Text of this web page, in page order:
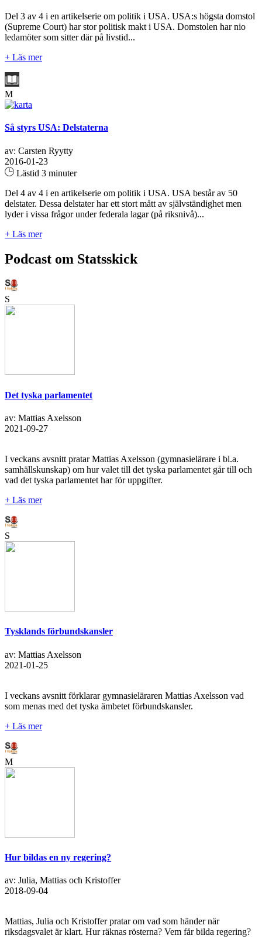
Del 3 av 4 i en artikelserie om politik i USA. USA:s högsta domstol
(Supreme Court) har stor politisk makt i USA. Domstolen har nio
ledamöter som sitter där på livstid...
+ Läs mer
M
Så styrs USA: Delstaterna
av: Carsten Ryytty
2016-01-23
Lästid 3 minuter
Del 4 av 4 i en artikelserie om politik i USA. USA består av 50
delstater. Dessa delstater har ett stort mått av självständighet men
lyder i vissa frågor under federala lagar (på riksnivå)...
+ Läs mer
Podcast om Statsskick
S
Det tyska parlamentet
av: Mattias Axelsson
2021-09-27
I veckans avsnitt pratar Mattias Axelsson (gymnasielärare i bl.a.
samhällskunskap) om hur valet till det tyska parlamentet går till och
vad det tyska parlamentet har för uppgifter.
+ Läs mer
S
Tysklands förbundskansler
av: Mattias Axelsson
2021-01-25
I veckans avsnitt förklarar gymnasieläraren Mattias Axelsson vad
som menas med det tyska ämbetet förbundskansler.
+ Läs mer
M
Hur bildas en ny regering?
av: Julia, Mattias och Kristoffer
2018-09-04
Mattias, Julia och Kristoffer pratar om vad som händer när
riksdagsvalet är klart. Hur räknas rösterna? Vem får bilda regering?